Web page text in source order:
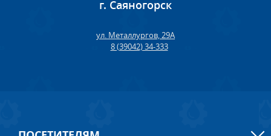
г. Саяногорск
ул. Металлургов, 29А
8 (39042) 34-333